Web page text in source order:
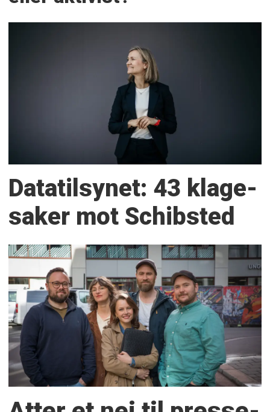
Datatilsynet: 43 klage­
saker mot Schibsted